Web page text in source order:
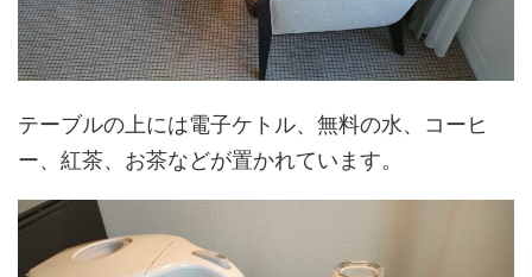
テーブルの上には電子ケトル、無料の水、コーヒ
ー、紅茶、お茶などが置かれています。